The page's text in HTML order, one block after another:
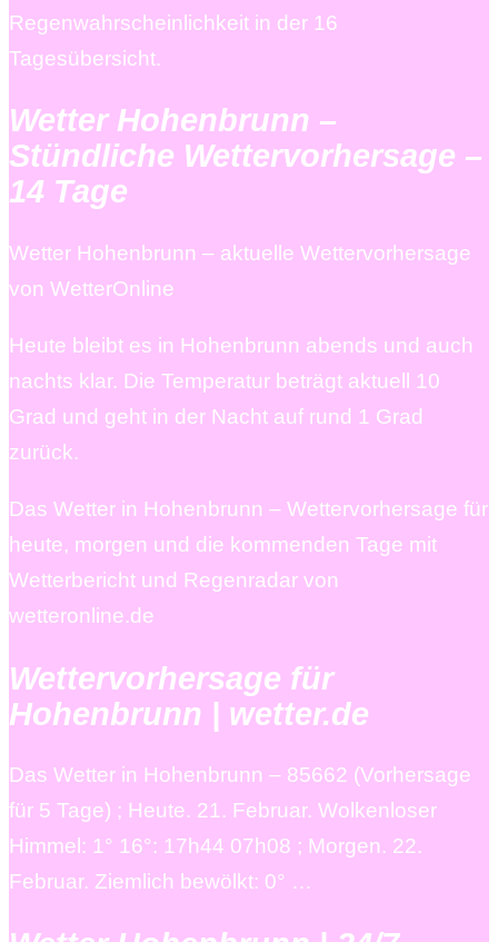
Regenwahrscheinlichkeit in der 16
Tagesübersicht.
Wetter Hohenbrunn –
Stündliche Wettervorhersage –
14 Tage
Wetter Hohenbrunn – aktuelle Wettervorhersage
von WetterOnline
Heute bleibt es in Hohenbrunn abends und auch
nachts klar. Die Temperatur beträgt aktuell 10
Grad und geht in der Nacht auf rund 1 Grad
zurück.
Das Wetter in Hohenbrunn – Wettervorhersage für
heute, morgen und die kommenden Tage mit
Wetterbericht und Regenradar von
wetteronline.de
Wettervorhersage für
Hohenbrunn | wetter.de
Das Wetter in Hohenbrunn – 85662 (Vorhersage
für 5 Tage) ; Heute. 21. Februar. Wolkenloser
Himmel: 1° 16°: 17h44 07h08 ; Morgen. 22.
Februar. Ziemlich bewölkt: 0° …